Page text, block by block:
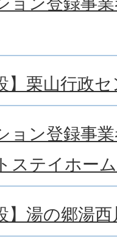
】栗山行政
ョン登録事
ステイホー
】湯の郷湯